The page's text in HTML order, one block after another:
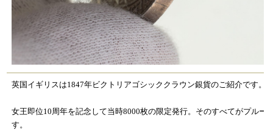
英国イギリスは1847年ビクトリアゴシッククラウン銀貨のご紹介です。
女王即位10周年を記念して当時8000枚の限定発行。そのすべてがプルー
す。